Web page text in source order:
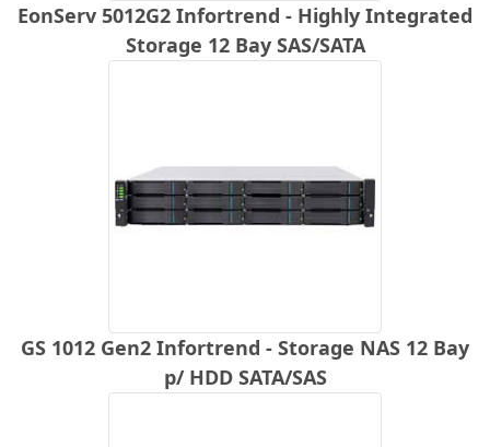
EonServ 5012G2 Infortrend - Highly Integrated
Storage 12 Bay SAS/SATA
GS 1012 Gen2 Infortrend - Storage NAS 12 Bay
p/ HDD SATA/SAS